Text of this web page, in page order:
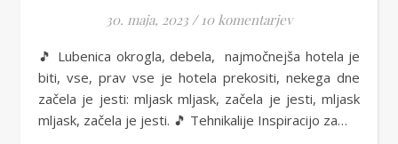
30. maja, 2023 / 10 komentarjev
🎵 Lubenica okrogla, debela, najmočnejša hotela je
biti, vse, prav vse je hotela prekositi, nekega dne
začela je jesti: mljask mljask, začela je jesti, mljask
mljask, začela je jesti. 🎵 Tehnikalije Inspiracijo za…